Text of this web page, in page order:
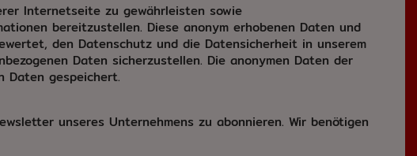
Internetseite zu gewährleisten sowie
bereitzustellen. Diese anonym erhobenen Daten und
den Datenschutz und die Datensicherheit in unserem
Daten sicherzustellen. Die anonymen Daten der
Daten gespeichert.
unseres Unternehmens zu abonnieren. Wir benötigen